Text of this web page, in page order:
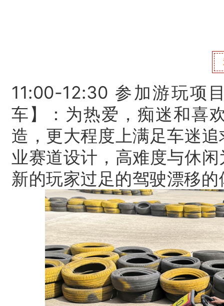
11:00-12:30 参加游玩项
车】： 为热爱，痴迷和喜
造，更大程度上满足车迷
业赛道设计，高难度与休
新的玩家过足的驾驶漂移的